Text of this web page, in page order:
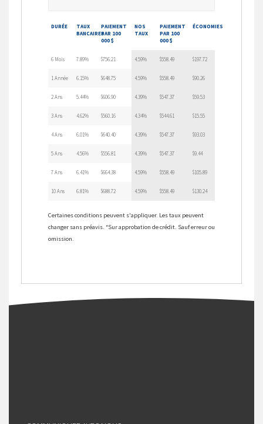
DURÉE
TAUX
BANCAIRES
PAIEMENT
PAR 100
000 $
NOS
TAUX
PAIEMENT
PAR 100
000 $
ÉCONOMIES
6 Mois 7.89% $756.21 4.59% $558.49 $197.72
1 Année 6.15% $648.75 4.59% $558.49 $90.26
2 Ans 5.44% $606.90 4.39% $547.37 $59.53
3 Ans 4.62% $560.16 4.34% $544.61 $15.55
4 Ans 6.01% $640.40 4.39% $547.37 $93.03
5 Ans 4.56% $556.81 4.39% $547.37 $9.44
7 Ans 6.41% $664.38 4.59% $558.49 $105.89
10 Ans 6.81% $688.72 4.59% $558.49 $130.24
Certaines conditions peuvent s'appliquer. Les taux peuvent
changer sans préavis. *Sur approbation de crédit. Sauf erreur ou
omission.